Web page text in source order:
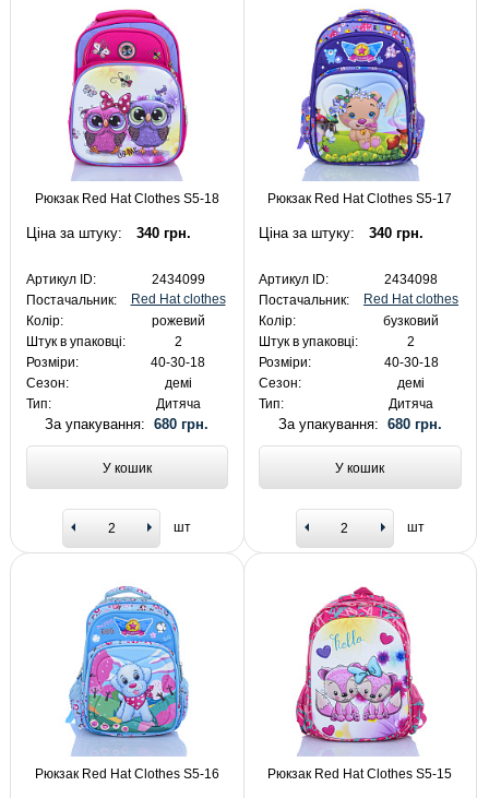
Рюкзак Red Hat Clothes S5-18
Ціна за штуку: 340 грн.
Артикул ID:
2434099
Постачальник:
Red Hat clothes
Колір:
рожевий
Штук в упаковці:
2
Розміри:
40-30-18
Сезон:
демі
Тип:
Дитяча
За упакування:680 грн.
У кошик
шт
Рюкзак Red Hat Clothes S5-17
Ціна за штуку: 340 грн.
Артикул ID:
2434098
Постачальник:
Red Hat clothes
Колір:
бузковий
Штук в упаковці:
2
Розміри:
40-30-18
Сезон:
демі
Тип:
Дитяча
За упакування: 680 грн.
У кошик
шт
Рюкзак Red Hat Clothes S5-16 Рюкзак Red Hat Clothes S5-15